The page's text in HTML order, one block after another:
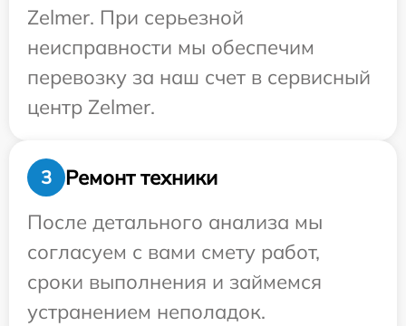
Zelmer. При серьезной
неисправности мы обеспечим
перевозку за наш счет в сервисный
центр Zelmer.
3
Ремонт техники
После детального анализа мы
согласуем с вами смету работ,
сроки выполнения и займемся
устранением неполадок.